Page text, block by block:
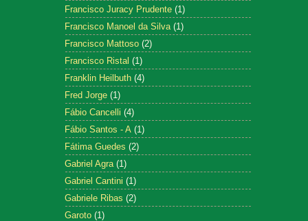
Francisco Juracy Prudente (1)
Francisco Manoel da Silva (1)
Francisco Mattoso (2)
Francisco Ristal (1)
Franklin Heilbuth (4)
Fred Jorge (1)
Fábio Cancelli (4)
Fábio Santos - A (1)
Fátima Guedes (2)
Gabriel Agra (1)
Gabriel Cantini (1)
Gabriele Ribas (2)
Garoto (1)